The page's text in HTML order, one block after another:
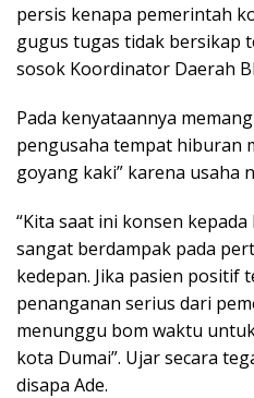
persis kenapa pemerintah
gugus tugas tidak bersikap
sosok Koordinator Daerah
Pada kenyataannya
pengusaha tempat hiburan
goyang kaki” karena usaha
“Kita saat ini konsen
sangat berdampak pada
kedepan. Jika pasien positif
penanganan serius dari
menunggu bom waktu
kota Dumai”. Ujar secara
disapa Ade.